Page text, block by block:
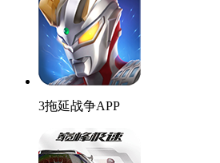
3拖延战争APP